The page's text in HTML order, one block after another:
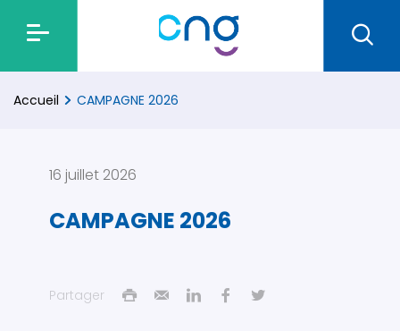
Accueil CAMPAGNE 2026
16 juillet 2026
CAMPAGNE 2026
Partager